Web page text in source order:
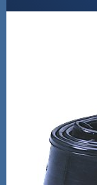
Mopoauton
Mönkijän